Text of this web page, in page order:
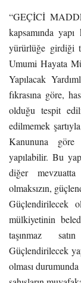
“GEÇİCİ
kapsamında
yürürlüğe girdiği
Umumi Hayata
Yapılacak
fıkrasına göre,
olduğu tespit
edilmemek
Kanununa göre
yapılabilir. Bu
diğer
olmaksızın,
Güçlendirilecek
mülkiyetinin
taşınmaz
Güçlendirilecek
olması